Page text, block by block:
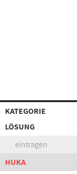
KATEGORIE
LÖSUNG
eintragen
HUKA